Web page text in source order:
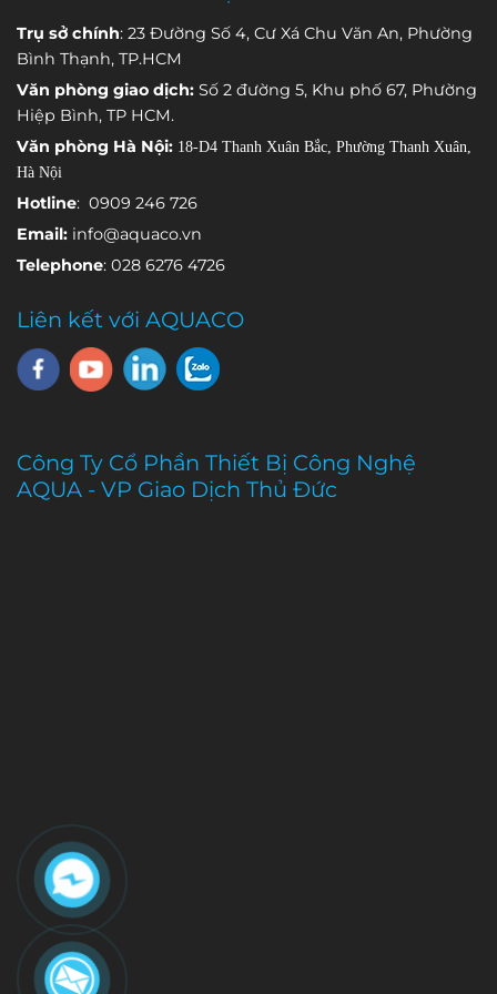
dụng, mỗi
cảm biến
việc theo dõi
một thông
số môi
nhau.
trong quá
trình vận
xác hoặc hệ
Trụ sở chính: 23 Đường Số 4, Cư Xá Chu Văn An, Phường
Bình Thạnh, TP.HCM
Văn phòng giao dịch: Số 2 đường 5, Khu phố 67, Phường
Hiệp Bình, TP HCM.
Văn phòng Hà Nội: 18-D4 Thanh Xuân Bắc, Phường Thanh Xuân,
Hà Nội
Hotline: 0909 246 726
Email: info@aquaco.vn
Telephone: 028 6276 4726
Liên kết với AQUACO
Công Ty Cổ Phần Thiết Bị Công Nghệ
AQUA - VP Giao Dịch Thủ Đức